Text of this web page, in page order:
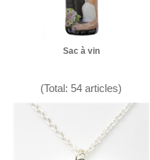
Sac à vin
(Total: 54 articles)